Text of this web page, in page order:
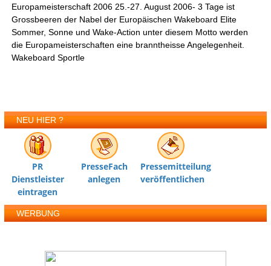
Europameisterschaft 2006 25.-27. August 2006- 3 Tage ist
Grossbeeren der Nabel der Europäischen Wakeboard Elite
Sommer, Sonne und Wake-Action unter diesem Motto werden
die Europameisterschaften eine branntheisse Angelegenheit.
Wakeboard Sportle
NEU HIER ?
PR
Dienstleister
eintragen
PresseFach
anlegen
Pressemitteilung
veröffentlichen
WERBUNG